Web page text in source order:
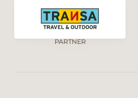
PARTNER